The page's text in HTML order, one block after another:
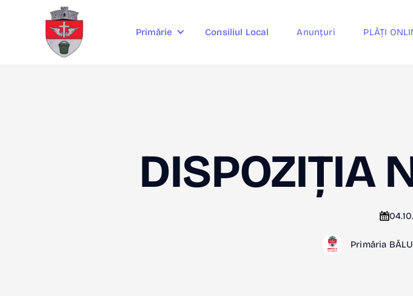
Primărie Consiliul Local Anunțuri PLĂȚI
DISPOZIȚIA
Primăria